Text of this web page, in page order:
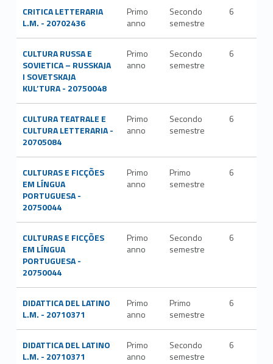
CRITICA LETTERARIA
L.M. - 20702436
Primo
anno
Secondo
semestre
6
CULTURA RUSSA E
SOVIETICA – RUSSKAJA
I SOVETSKAJA
KUL’TURA - 20750048
Primo
anno
Secondo
semestre
6
CULTURA TEATRALE E
CULTURA LETTERARIA -
20705084
Primo
anno
Secondo
semestre
6
CULTURAS E FICÇÕES
EM LÍNGUA
PORTUGUESA -
20750044
Primo
anno
Primo
semestre
6
CULTURAS E FICÇÕES
EM LÍNGUA
PORTUGUESA -
20750044
Primo
anno
Secondo
semestre
6
DIDATTICA DEL LATINO
L.M. - 20710371
Primo
anno
Primo
semestre
6
DIDATTICA DEL LATINO
L.M. - 20710371
Primo
anno
Secondo
semestre
6